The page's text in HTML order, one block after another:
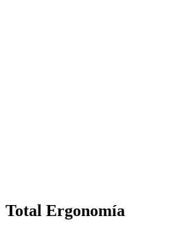
Total Ergonomía